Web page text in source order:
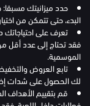
حدد ميزانيتك
البدء، حتى تتمكن من
تعرف على احتياجاتك
فقد تحتاج إلى عدد أقل
الموسمية.
تابع العروض
لك الحصول على شدات
قم بتقييم الأهداف